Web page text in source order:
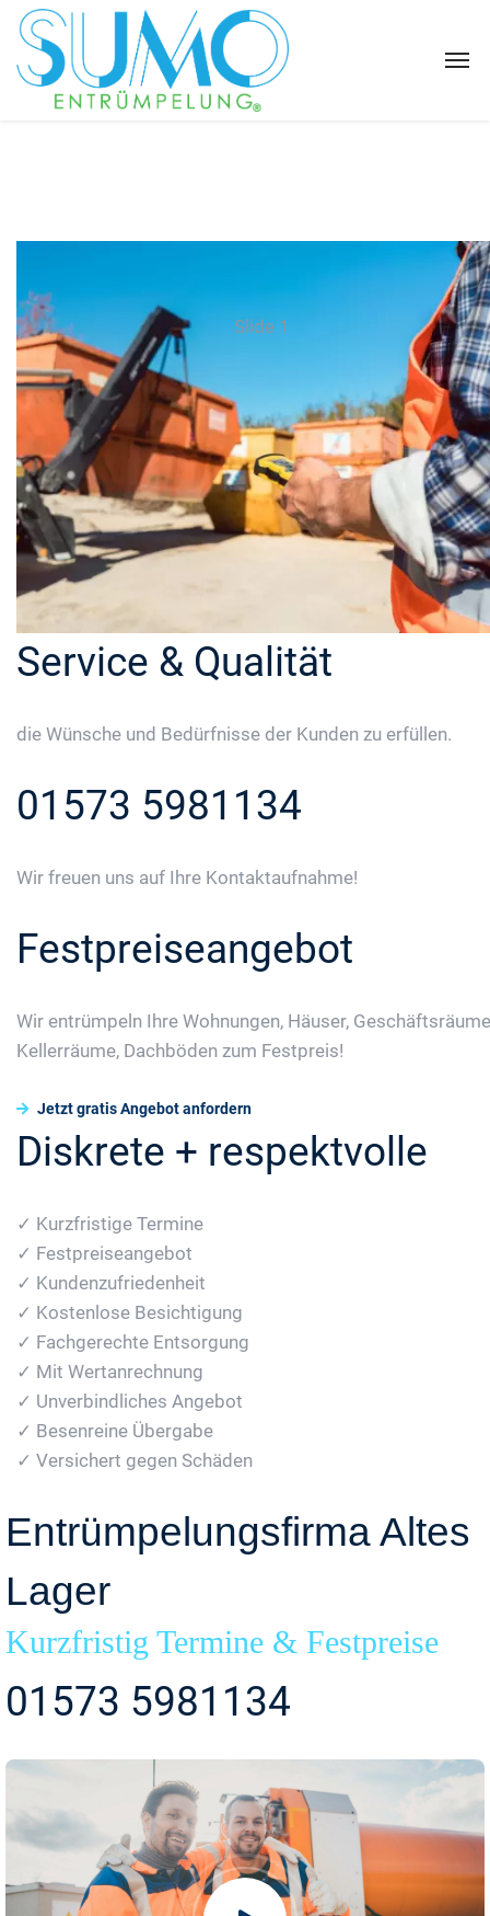
Slide 1
Service & Qualität
die Wünsche und Bedürfnisse der Kunden zu erfüllen.
01573 5981134
Wir freuen uns auf Ihre Kontaktaufnahme!
Festpreiseangebot
Wir entrümpeln Ihre Wohnungen, Häuser,
Kellerräume, Dachböden zum Festpreis!
Jetzt gratis Angebot anfordern
Diskrete + respektvolle
✓ Kurzfristige Termine
✓ Festpreiseangebot
✓ Kundenzufriedenheit
✓ Kostenlose Besichtigung
✓ Fachgerechte Entsorgung
✓ Mit Wertanrechnung
✓ Unverbindliches Angebot
✓ Besenreine Übergabe
✓ Versichert gegen Schäden
Entrümpelungsfirma Altes
Lager
Kurzfristig Termine & Festpreise
01573 5981134